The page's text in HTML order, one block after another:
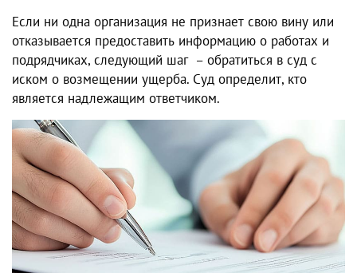
Если ни одна организация не признает свою вину или
отказывается предоставить информацию о работах и
подрядчиках, следующий шаг – обратиться в суд с
иском о возмещении ущерба. Суд определит, кто
является надлежащим ответчиком.